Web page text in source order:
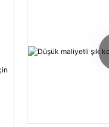
koruma ve
sağlar.